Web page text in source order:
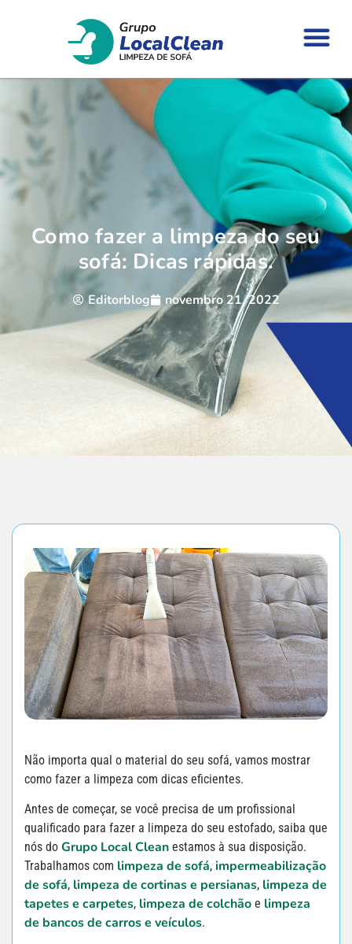
Como fazer a limpeza do seu
sofá: Dicas rápidas.
Editorblog novembro 21, 2022
Não importa qual o material do seu sofá, vamos mostrar
como fazer a limpeza com dicas eficientes.
Antes de começar, se você precisa de um profissional
qualificado para fazer a limpeza do seu estofado, saiba que
nós do Grupo Local Clean estamos à sua disposição.
Trabalhamos com limpeza de sofá, impermeabilização
de sofá, limpeza de cortinas e persianas, limpeza de
tapetes e carpetes, limpeza de colchão e limpeza
de bancos de carros e veículos.